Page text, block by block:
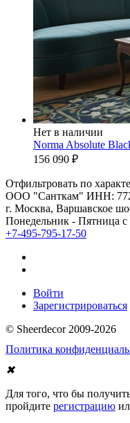
Нет в наличии
Norma Absolute
156 090 ₽
Отфильтровать по
ООО "Санткам" ИНН:
г. Москва, Варшавское
Понедельник - Пятница с
+7-495-795-17-50
Войти
Зарегистрироваться
© Sheerdecor 2009-2026
Политика
✖
Для того, что бы
пройдите регистрацию